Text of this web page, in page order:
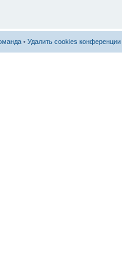
• Удалить cookies конференции